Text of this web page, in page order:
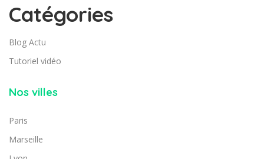
Catégories
Blog Actu
Tutoriel vidéo
Nos villes
Paris
Marseille